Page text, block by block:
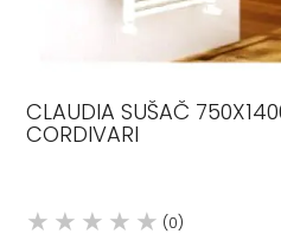
CLAUDIA SUŠAČ
CORDIVARI
(0)